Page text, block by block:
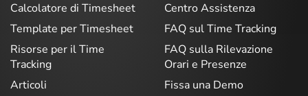
Calcolatore di Timesheet
Template per Timesheet
Risorse per il Time
Tracking
Articoli
Centro Assistenza
FAQ sul Time Tracking
FAQ sulla Rilevazione
Orari e Presenze
Fissa una Demo